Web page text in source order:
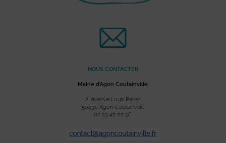
NOUS CONTACTER
Mairie d’Agon Coutainville
2, avenue Louis Périer
50230 Agon Coutainville
02 33 47 07 56